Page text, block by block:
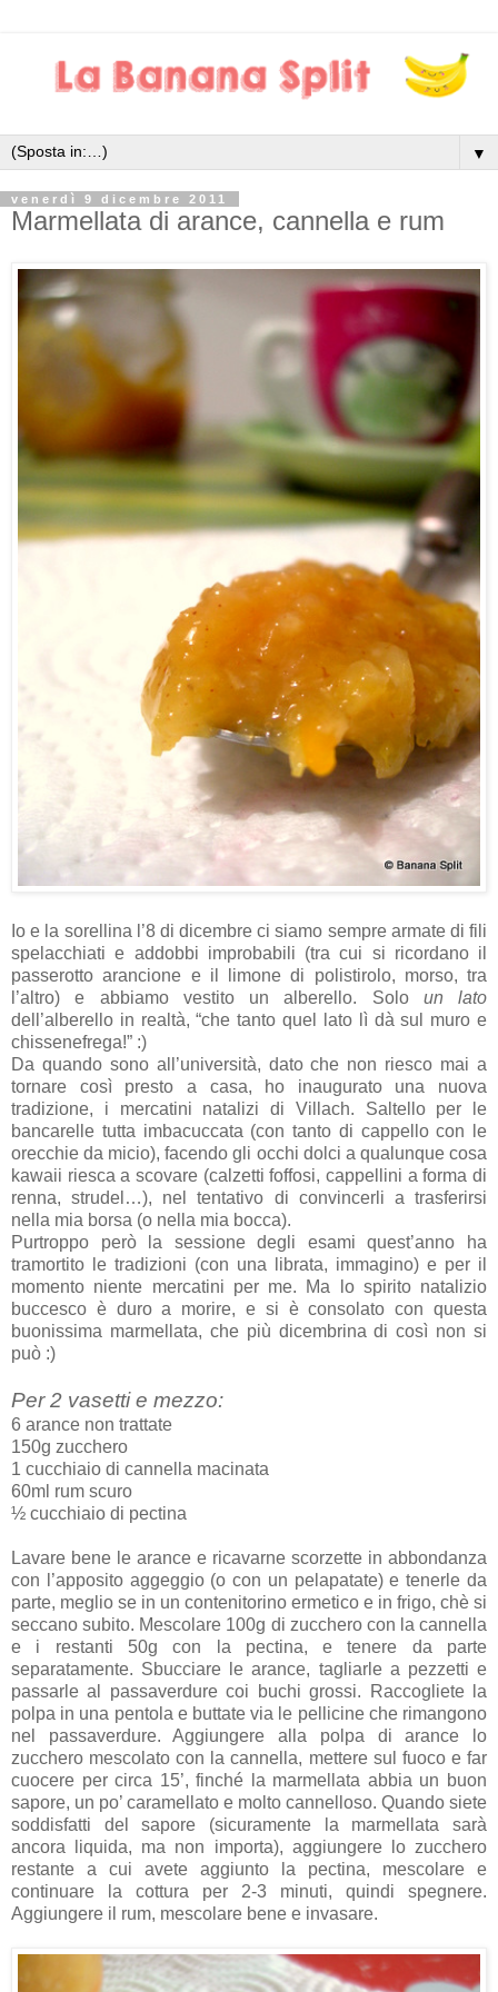
▼
venerdì 9 dicembre 2011
Marmellata di arance, cannella e rum
Io e la sorellina l’8 di dicembre ci siamo sempre armate di fili
spelacchiati e addobbi improbabili (tra cui si ricordano il
passerotto arancione e il limone di polistirolo, morso, tra
l’altro) e abbiamo vestito un alberello. Solo un lato
dell’alberello in realtà, “che tanto quel lato lì dà sul muro e
chissenefrega!” :)
Da quando sono all’università, dato che non riesco mai a
tornare così presto a casa, ho inaugurato una nuova
tradizione, i mercatini natalizi di Villach. Saltello per le
bancarelle tutta imbacuccata (con tanto di cappello con le
orecchie da micio), facendo gli occhi dolci a qualunque cosa
kawaii riesca a scovare (calzetti foffosi, cappellini a forma di
renna, strudel…), nel tentativo di convincerli a trasferirsi
nella mia borsa (o nella mia bocca).
Purtroppo però la sessione degli esami quest’anno ha
tramortito le tradizioni (con una librata, immagino) e per il
momento niente mercatini per me. Ma lo spirito natalizio
buccesco è duro a morire, e si è consolato con questa
buonissima marmellata, che più dicembrina di così non si
può :)
Per 2 vasetti e mezzo:
6 arance non trattate
150g zucchero
1 cucchiaio di cannella macinata
60ml rum scuro
½ cucchiaio di pectina
Lavare bene le arance e ricavarne scorzette in abbondanza
con l’apposito aggeggio (o con un pelapatate) e tenerle da
parte, meglio se in un contenitorino ermetico e in frigo, chè si
seccano subito. Mescolare 100g di zucchero con la cannella
e i restanti 50g con la pectina, e tenere da parte
separatamente. Sbucciare le arance, tagliarle a pezzetti e
passarle al passaverdure coi buchi grossi. Raccogliete la
polpa in una pentola e buttate via le pellicine che rimangono
nel passaverdure. Aggiungere alla polpa di arance lo
zucchero mescolato con la cannella, mettere sul fuoco e far
cuocere per circa 15’, finché la marmellata abbia un buon
sapore, un po’ caramellato e molto cannelloso. Quando siete
soddisfatti del sapore (sicuramente la marmellata sarà
ancora liquida, ma non importa), aggiungere lo zucchero
restante a cui avete aggiunto la pectina, mescolare e
continuare la cottura per 2-3 minuti, quindi spegnere.
Aggiungere il rum, mescolare bene e invasare.